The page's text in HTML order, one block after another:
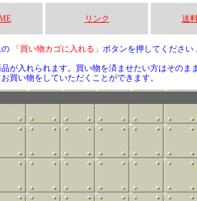
リンク 送
「買い物カゴに入れる」 ボタンを押してください
が入れられます。買い物を済ませたい方はその
買い物をしていただくことができます。